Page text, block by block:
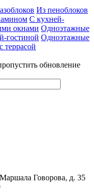
Из пеноблоков
С кухней-
окнами Одноэтажные
гостиной Одноэтажные
террасой
обновление
Говорова, д. 35